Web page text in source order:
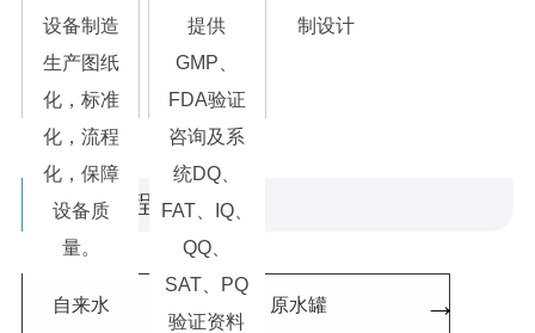
证、培训
售后：快
速响应、
长期服务
制设计
设备制造
生产图纸
化，标准
化，流程
化，保障
设备质
量。
提供
GMP、
FDA验证
咨询及系
统DQ、
FAT、IQ、
QQ、
SAT、PQ
验证资料
工艺流程 / Process
自来水 → 原水罐 →